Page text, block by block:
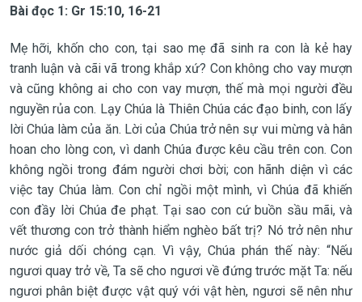
Bài đọc 1: Gr 15:10, 16-21
Mẹ hỡi, khốn cho con, tại sao mẹ đã sinh ra con là kẻ hay
tranh luận và cãi vã trong khắp xứ? Con không cho vay mượn
và cũng không ai cho con vay mượn, thế mà mọi người đều
nguyền rủa con. Lạy Chúa là Thiên Chúa các đạo binh, con lấy
lời Chúa làm của ăn. Lời của Chúa trở nên sự vui mừng và hân
hoan cho lòng con, vì danh Chúa được kêu cầu trên con. Con
không ngồi trong đám người chơi bời; con hãnh diện vì các
việc tay Chúa làm. Con chỉ ngồi một mình, vì Chúa đã khiến
con đầy lời Chúa đe phạt. Tại sao con cứ buồn sầu mãi, và
vết thương con trở thành hiểm nghèo bất trị? Nó trở nên như
nước giả dối chóng cạn. Vì vậy, Chúa phán thế này: “Nếu
ngươi quay trở về, Ta sẽ cho ngươi về đứng trước mặt Ta: nếu
ngươi phân biệt được vật quý với vật hèn, ngươi sẽ nên như